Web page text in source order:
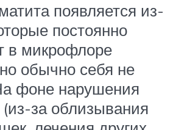
появляется из-
постоянно
в микрофлоре
обычно себя не
фоне нарушения
за облизывания